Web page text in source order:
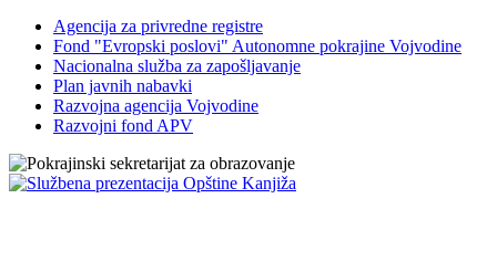
Agencija za privredne registre
Fond "Evropski poslovi" Autonomne pokrajine Vojvodine
Nacionalna služba za zapošljavanje
Plan javnih nabavki
Razvojna agencija Vojvodine
Razvojni fond APV